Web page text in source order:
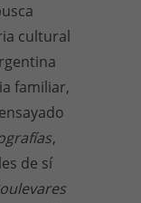
cultural
familiar,
,
de sí